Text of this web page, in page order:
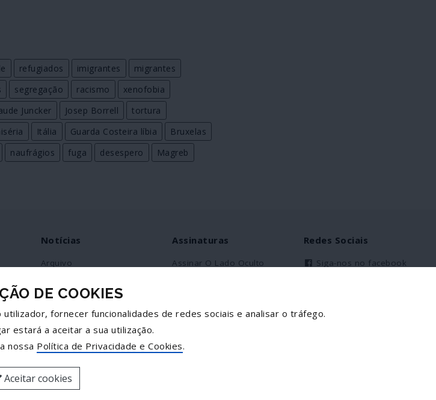
refugiados imigrantes
migrantes
segregação racismo
xenofobia
Juncker Josep Borrell
tortura
Itália Guarda Costeira líbia
Bruxelas
naufrágios fuga desespero
Magreb
Notícias
Arquivo
Assinaturas
Assinar O Lado Oculto
Redes Sociais
Siga-nos no facebook
Facebook
DE COOKIES
fornecer funcionalidades de redes sociais e analisar o tráfego.
estará a aceitar a sua utilização.
nossa Política de Privacidade e Cookies.
Aceitar cookies